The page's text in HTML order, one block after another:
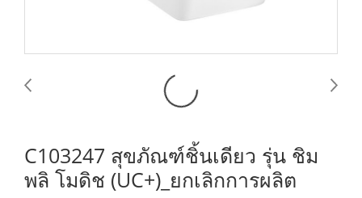
C103247 สุขภัณฑ์ชิ้นเดียว รุ่น ชิม
พลิ โมดิช (UC+)_ยกเลิกการผลิต